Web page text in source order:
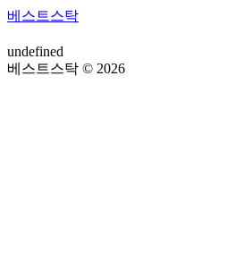
베스트스탁
undefined
베스트스탁 © 2026